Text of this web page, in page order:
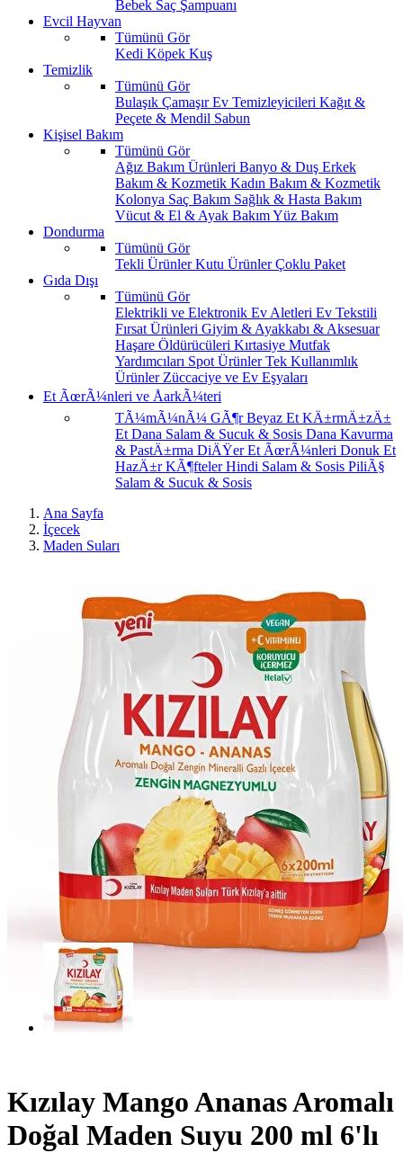
Bebek Saç Şampuanı
Evcil Hayvan
Tümünü Gör
Kedi Köpek Kuş
Temizlik
Tümünü Gör
Bulaşık ÇamaşırEv Temizleyicileri Kağıt &
Peçete & Mendil Sabun
Kişisel Bakım
Tümünü Gör
Ağız Bakım Ürünleri Banyo & Duş Erkek
Bakım & Kozmetik Kadın Bakım & Kozmetik
Kolonya Saç Bakım Sağlık & Hasta Bakım
Vücut & El & Ayak BakımYüz Bakım
Dondurma
Tümünü Gör
Tekli ÜrünlerKutu ÜrünlerÇoklu Paket
Gıda Dışı
Tümünü Gör
Elektrikli ve Elektronik Ev Aletleri Ev Tekstili
Fırsat Ürünleri Giyim & Ayakkabı & Aksesuar
Haşare Öldürücüleri Kırtasiye Mutfak
Yardımcıları Spot ÜrünlerTek Kullanımlık
Ürünler Züccaciye ve Ev Eşyaları
Et ÃœrÃ¼nleri ve ÅarkÃ¼teri
TÃ¼mÃ¼nÃ¼ GÃ¶rBeyaz Et KÄ±rmÄ±zÄ±
Et Dana Salam & Sucuk & Sosis Dana Kavurma
& PastÄ±rma DiÄŸer Et ÃœrÃ¼nleri Donuk Et
HazÄ±r KÃ¶ftelerHindi Salam & Sosis PiliÃ§
Salam & Sucuk & Sosis
Ana Sayfa
İçecek
Maden Suları
Kızılay Mango Ananas Aromalı
Doğal Maden Suyu 200 ml 6'lı